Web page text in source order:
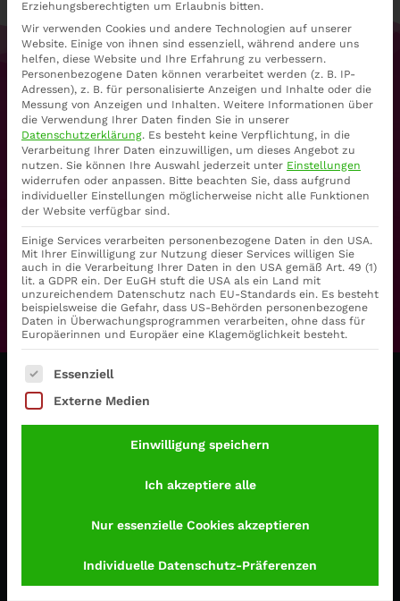
MAITRI YOGA
Yogatherapie & -
schule
MEHR ERFAHREN
Erziehungsberechtigten um Erlaubnis bitten.
Wir verwenden Cookies und andere Technologien auf unserer
Website. Einige von ihnen sind essenziell, während andere uns
helfen, diese Website und Ihre Erfahrung zu verbessern.
Personenbezogene Daten können verarbeitet werden (z. B. IP-
Adressen), z. B. für personalisierte Anzeigen und Inhalte oder die
Messung von Anzeigen und Inhalten. Weitere Informationen über
die Verwendung Ihrer Daten finden Sie in unserer
Datenschutzerklärung. Es besteht keine Verpflichtung, in die
Verarbeitung Ihrer Daten einzuwilligen, um dieses Angebot zu
nutzen. Sie können Ihre Auswahl jederzeit unter Einstellungen
widerrufen oder anpassen. Bitte beachten Sie, dass aufgrund
individueller Einstellungen möglicherweise nicht alle Funktionen
der Website verfügbar sind.
Einige Services verarbeiten personenbezogene Daten in den USA.
Mit Ihrer Einwilligung zur Nutzung dieser Services willigen Sie
auch in die Verarbeitung Ihrer Daten in den USA gemäß Art. 49 (1)
lit. a GDPR ein. Der EuGH stuft die USA als ein Land mit
unzureichendem Datenschutz nach EU-Standards ein. Es besteht
beispielsweise die Gefahr, dass US-Behörden personenbezogene
Daten in Überwachungsprogrammen verarbeiten, ohne dass für
Europäerinnen und Europäer eine Klagemöglichkeit besteht.
Es folgt eine Liste der Service-Gruppen, für die eine
Essenziell
Externe Medien
Einwilligung speichern
Ich akzeptiere alle
Nur essenzielle Cookies akzeptieren
Individuelle Datenschutz-Präferenzen